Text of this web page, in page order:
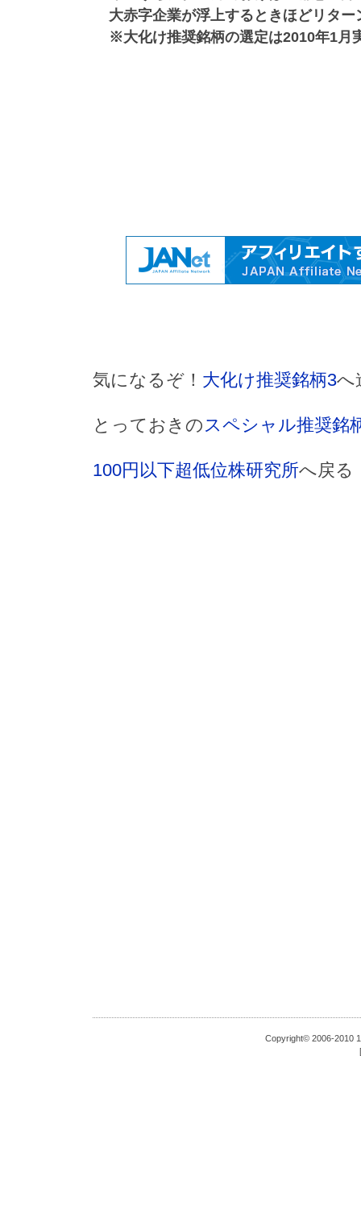
大赤字企業が浮上するときほどリター
※大化け推奨銘柄の選定は2010年1月
気になるぞ！ 大化け推奨銘柄3へ
とっておきの スペシャル推奨銘
100円以下超低位株研究所へ戻る
Copyright© 2006-2010